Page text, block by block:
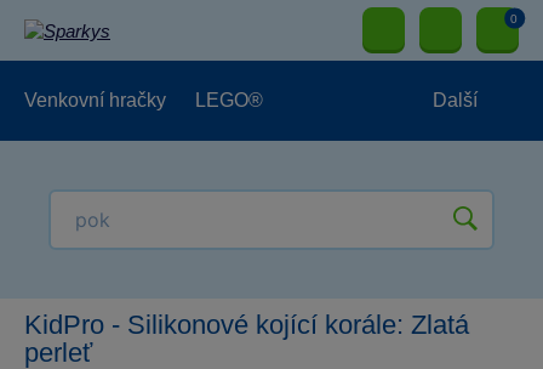
0
Venkovní hračky LEGO® Další
KidPro - Silikonové kojící korále: Zlatá
perleť